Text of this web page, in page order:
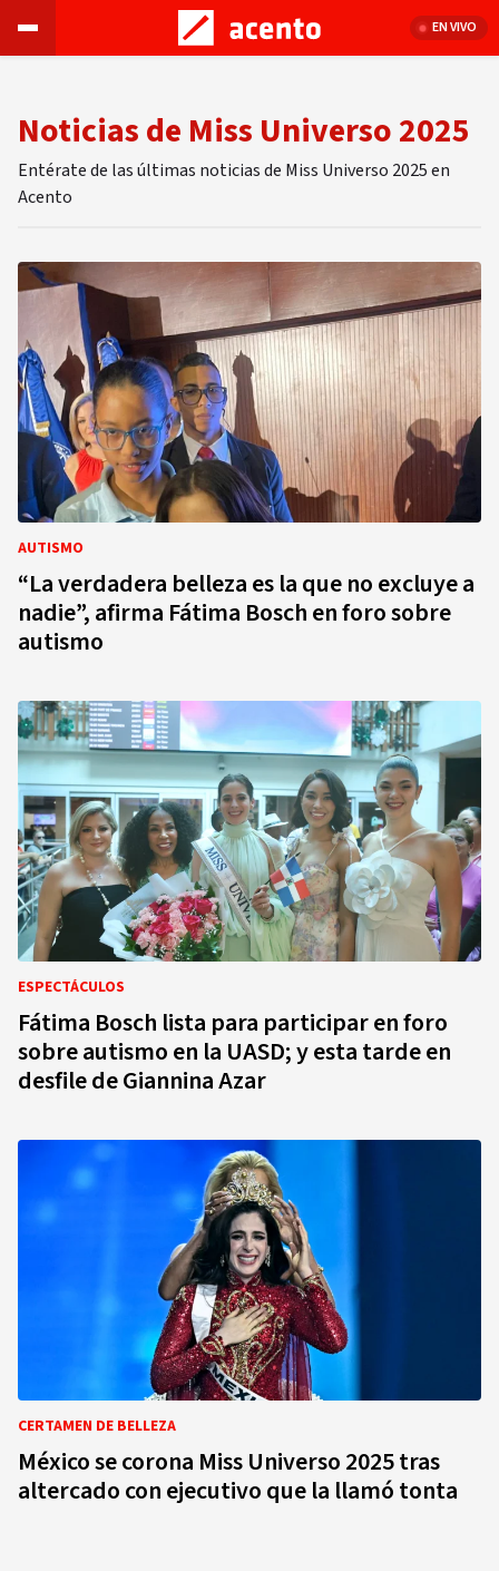
EN VIVO
Noticias de Miss Universo 2025
Entérate de las últimas noticias de Miss Universo 2025 en
Acento
AUTISMO
“La verdadera belleza es la que no excluye a
nadie”, afirma Fátima Bosch en foro sobre
autismo
ESPECTÁCULOS
Fátima Bosch lista para participar en foro
sobre autismo en la UASD; y esta tarde en
desfile de Giannina Azar
CERTAMEN DE BELLEZA
México se corona Miss Universo 2025 tras
altercado con ejecutivo que la llamó tonta